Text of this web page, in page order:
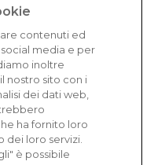
contenuti ed
media e per
inoltre
nostro sito con i
dei dati web,
ha fornito loro
dei loro servizi.
è possibile